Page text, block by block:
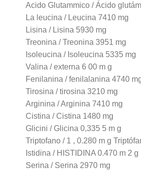
Acido Glutammico / Ácido
La leucina / Leucina 7410 mg
Lisina / Lisina 5930 mg
Treonina / Treonina 3951 mg
Isoleucina / Isoleucina 5335 mg
Valina / externa 6 00 m g
Fenilanina / fenilalanina 4740
Tirosina / tirosina 3210 mg
Arginina / Arginina 7410 mg
Cistina / Cistina 1480 mg
Glicini / Glicina 0,335 5 m g
Triptofano / 1 , 0.280 m g
Istidina / HISTIDINA 0.470 m 2 g
Serina / Serina 2970 mg